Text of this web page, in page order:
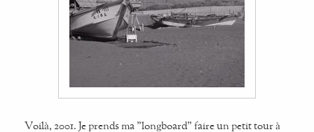
Voilà, 2001. Je prends ma "longboard" faire un petit tour à